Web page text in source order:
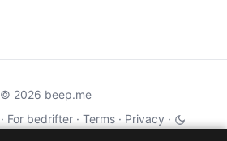
© 2026 beep.me
· For bedrifter · Terms · Privacy ·